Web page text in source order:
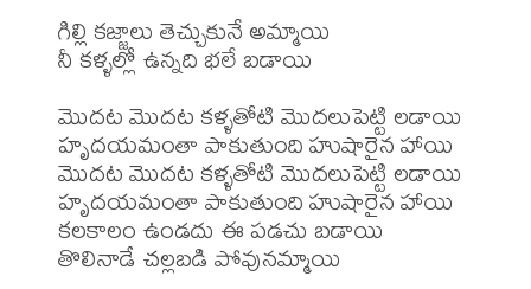
గిల్లి కజ్జాలు తెచ్చుకునే అమ్మాయి
నీ కళ్ళల్లో ఉన్నది భలే బడాయి
మొదట మొదట కళ్ళతోటి మొదలుపెట్టి లడాయి
హృదయమంతా పాకుతుంది హుషారైన హాయి
మొదట మొదట కళ్ళతోటి మొదలుపెట్టి లడాయి
హృదయమంతా పాకుతుంది హుషారైన హాయి
కలకాలం ఉండదు ఈ పడచు బడాయి
తొలినాడే చల్లబడి పోవునమ్మాయి